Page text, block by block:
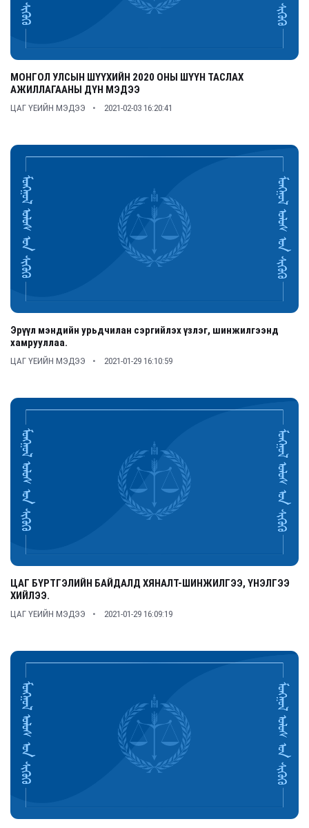
МОНГОЛ УЛСЫН ШҮҮХИЙН 2020 ОНЫ ШҮҮН ТАСЛАХ
АЖИЛЛАГААНЫ ДҮН МЭДЭЭ
ЦАГ ҮЕИЙН МЭДЭЭ 2021-02-03 16:20:41
Эрүүл мэндийн урьдчилан сэргийлэх үзлэг, шинжилгээнд
хамрууллаа.
ЦАГ ҮЕИЙН МЭДЭЭ 2021-01-29 16:10:59
ЦАГ БҮРТГЭЛИЙН БАЙДАЛД ХЯНАЛТ-ШИНЖИЛГЭЭ, ҮНЭЛГЭЭ
ХИЙЛЭЭ.
ЦАГ ҮЕИЙН МЭДЭЭ 2021-01-29 16:09:19